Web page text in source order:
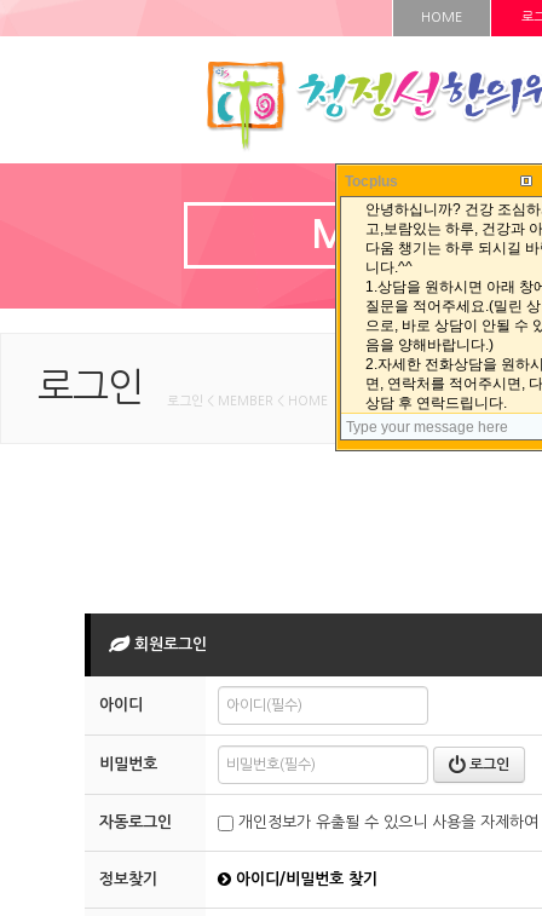
HOME 로
MEMBER
로그인 로그인 < MEMBER < HOME
회원로그인
아이디
비밀번호 로그인
자동로그인 개인정보가 유출될 수 있으니 사용을 자제하
정보찾기 아이디/비밀번호 찾기
Tocplus